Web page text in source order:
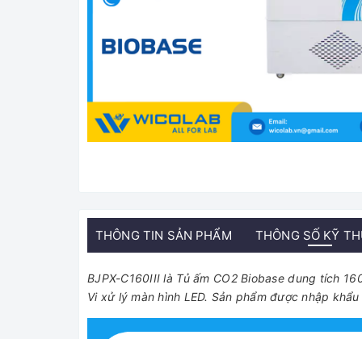
THÔNG TIN SẢN PHẨM THÔNG SỐ KỸ
BJPX-C160III là Tủ ấm CO2 Biobase dung tích
Vi xử lý màn hình LED. Sản phẩm được nhập